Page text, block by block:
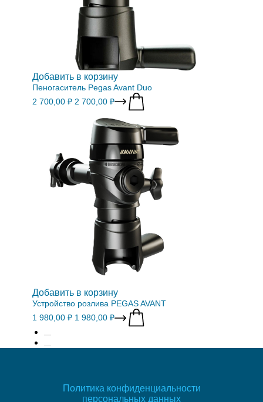
Добавить в корзину
Пеногаситель Pegas Avant Duo
2 700,00 ₽ 2 700,00 ₽
Добавить в корзину
Устройство розлива PEGAS AVANT
1 980,00 ₽ 1 980,00 ₽
Политика конфиденциальности
персональных данных